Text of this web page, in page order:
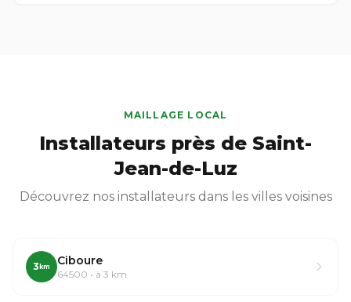
MAILLAGE LOCAL
Installateurs près de Saint-
Jean-de-Luz
Découvrez nos installateurs dans les villes voisines
3 km Ciboure
64500 • à 3 km